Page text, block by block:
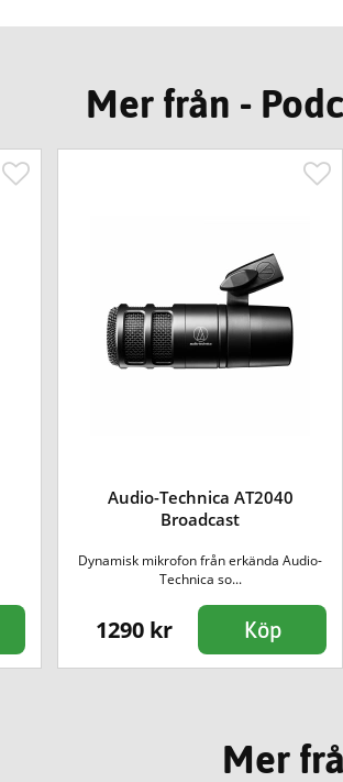
Mer från -
Audio-Technica AT2040
Broadcast
Dynamisk mikrofon från erkända Audio-
Technica so...
1290 kr Köp
Mer